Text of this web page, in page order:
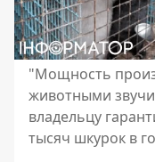
"Мощность
животными
владельцу
тысяч шкурок в